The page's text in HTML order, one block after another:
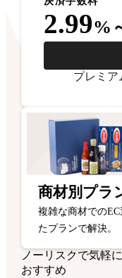
2.99%
プレミア
商材別プラ
複雑な商材での
たプランで解決。
ノーリスクで気軽
おすすめ